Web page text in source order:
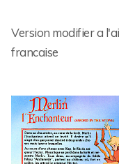
Version modifier a
francaise